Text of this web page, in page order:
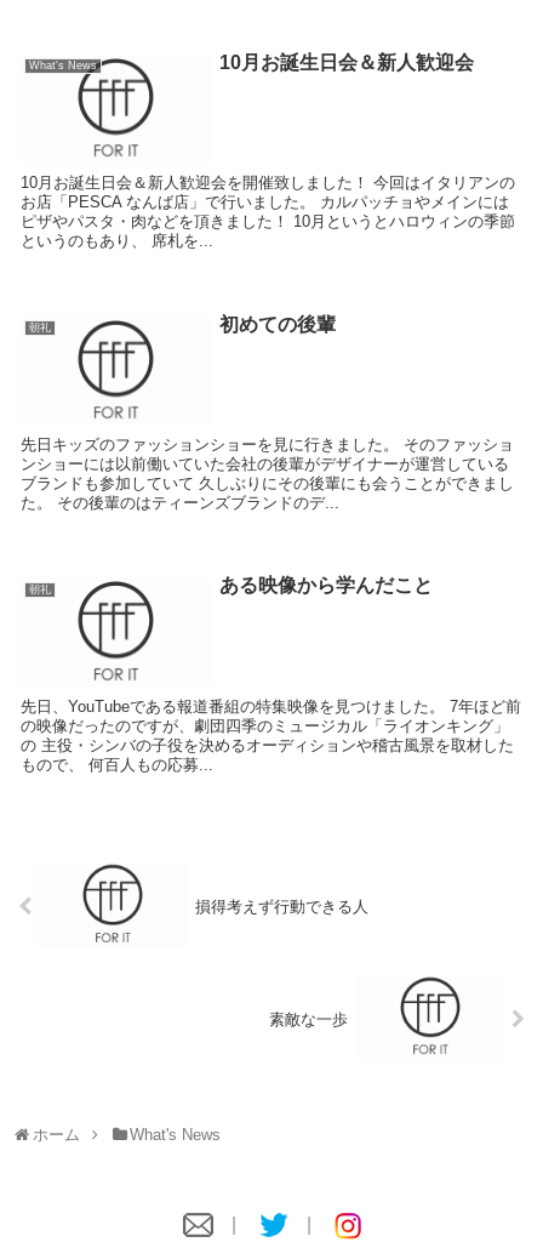
What's News 10月お誕生日会＆新人歓迎会
10月お誕生日会＆新人歓迎会を開催致しました！ 今回はイタリアンの
お店「PESCA なんば店」で行いました。 カルパッチョやメインには
ピザやパスタ・肉などを頂きました！ 10月というとハロウィンの季節
というのもあり、 席札を...
朝礼 初めての後輩
先日キッズのファッションショーを見に行きました。 そのファッショ
ンショーには以前働いていた会社の後輩がデザイナーが運営している
ブランドも参加していて 久しぶりにその後輩にも会うことができまし
た。 その後輩のはティーンズブランドのデ...
朝礼 ある映像から学んだこと
先日、YouTubeである報道番組の特集映像を見つけました。 7年ほど前
の映像だったのですが、劇団四季のミュージカル「ライオンキング」
の 主役・シンバの子役を決めるオーディションや稽古風景を取材した
もので、 何百人もの応募...
損得考えず行動できる人
素敵な一歩
ホーム What's News